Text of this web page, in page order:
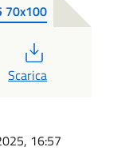
70x100
Scarica
16:57